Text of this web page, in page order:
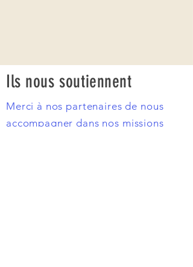
Ils nous soutiennent
Merci à nos partenaires de nous
accompagner dans nos missions